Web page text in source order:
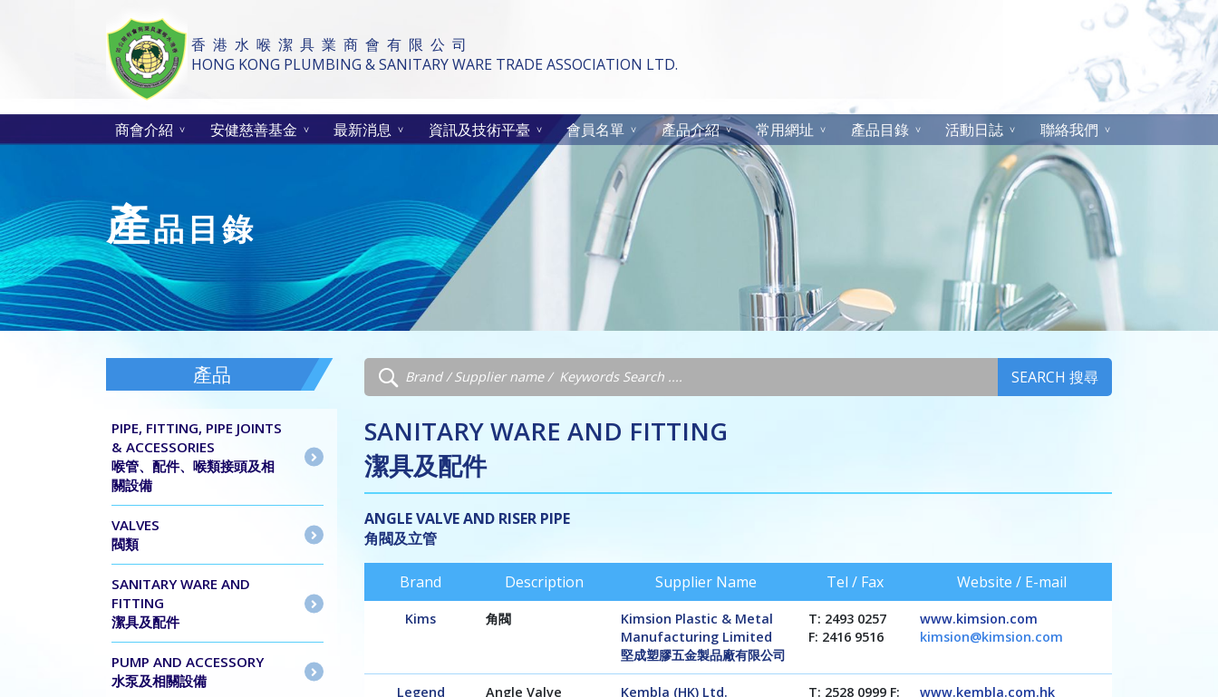
香 港 水 喉 潔 具 業 商 會 有 限 公 司
HONG KONG PLUMBING & SANITARY WARE TRADE ASSOCIATION LTD.
商會介紹 安健慈善基金 最新消息 資訊及技術平臺 會員名單 產品介紹 常用網址 產品目錄 活動日誌 聯絡我們
產品目錄
產品
PIPE, FITTING, PIPE JOINTS
& ACCESSORIES
喉管、配件、喉類接頭及相
關設備
VALVES
閥類
SANITARY WARE AND
FITTING
潔具及配件
PUMP AND ACCESSORY
水泵及相關設備
SEARCH 搜尋
SANITARY WARE AND FITTING
潔具及配件
ANGLE VALVE AND RISER PIPE
角閥及立管
Brand Description Supplier Name Tel / Fax Website / E-mail
Kims 角閥
Kimsion Plastic & Metal
Manufacturing Limited
堅成塑膠五金製品廠有限公司
T: 2493 0257
F: 2416 9516
www.kimsion.com
kimsion@kimsion.com
Legend Angle Valve
Kembla (HK) Ltd.
T: 2528 0999 F:
www.kembla.com.hk